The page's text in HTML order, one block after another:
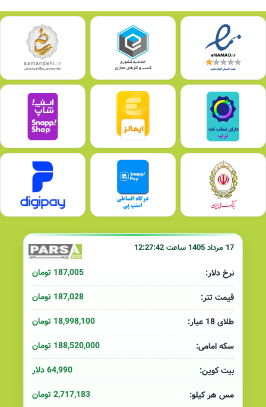
17 مرداد 1405 ساعت 12:27:42
نرخ دلار:
187,005 تومان
قیمت تتر:
187,028 تومان
طلای 18 عیار:
18,998,100 تومان
سکه امامی:
188,520,000 تومان
بیت کوین:
64,990 دلار
مس هر کیلو:
2,717,183 تومان